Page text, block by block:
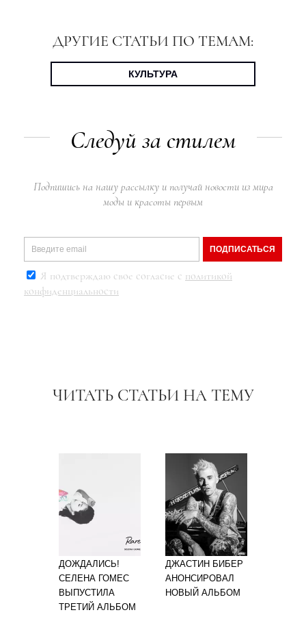
ДРУГИЕ СТАТЬИ ПО ТЕМАМ:
КУЛЬТУРА
Следуй за стилем
Подпишись на нашу рассылку и получай новости из мира
моды и красоты первым
ПОДПИСАТЬСЯ
Я подтверждаю свое согласие с политикой
конфиденциальности
ЧИТАТЬ СТАТЬИ НА ТЕМУ
ДОЖДАЛИСЬ!
СЕЛЕНА ГОМЕС
ВЫПУСТИЛА
ТРЕТИЙ АЛЬБОМ
ДЖАСТИН БИБЕР
АНОНСИРОВАЛ
НОВЫЙ АЛЬБОМ